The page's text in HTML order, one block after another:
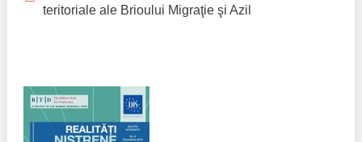
teritoriale ale Brioului Migraţie şi Azil